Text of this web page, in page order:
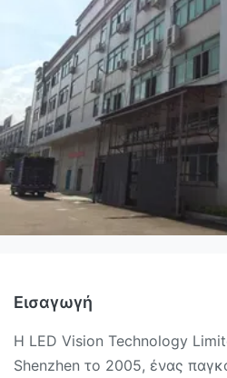
Εισαγωγή
Η LED Vision Technology
Shenzhen το 2005, ένας